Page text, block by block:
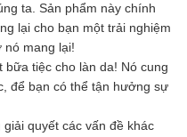
ta. Sản phẩm này chính
lại cho bạn một trải nghiệm
nó mang lại!
bữa tiệc cho làn da! Nó cung
để bạn có thể tận hưởng sự
quyết các vấn đề khác